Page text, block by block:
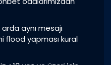
arda aynı mesajı
flood yapması kural